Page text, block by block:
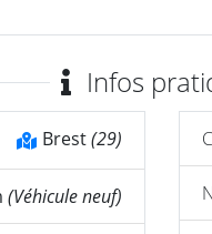
Infos
Brest(29)
(Véhicule neuf)